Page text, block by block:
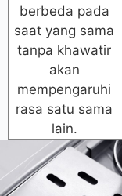
berbeda pada
saat yang sama
tanpa khawatir
akan
mempengaruhi
rasa satu sama
lain.